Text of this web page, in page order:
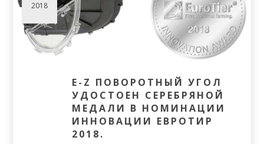
E-Z ПОВОРОТНЫЙ УГОЛ
УДОСТОЕН СЕРЕБРЯНОЙ
МЕДАЛИ В НОМИНАЦИИ
ИННОВАЦИИ ЕВРОТИР
2018.
2018